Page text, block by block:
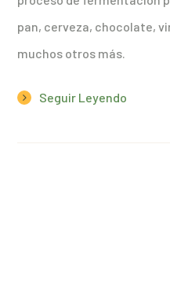
pan, cerveza, chocolate,
muchos otros más.
Seguir Leyendo